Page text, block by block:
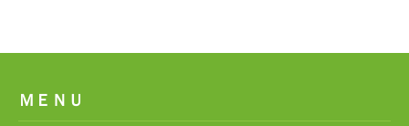
ＭＥＮＵ
ごあいさつ